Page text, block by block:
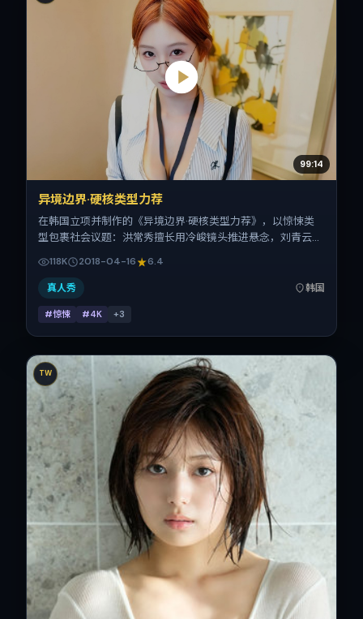
99:14
异境边界·硬核类型力荐
在韩国立项并制作的《异境边界·硬核类型力荐》，以惊悚类
型包裹社会议题：洪常秀擅长用冷峻镜头推进悬念，刘青云、
一。上映时间：2018-04-16；片长102分钟；适合关注现实
质感与类型片结构的观众。
118K 2018-04-16 6.4
真人秀 韩国
#惊悚 #4K +3
TW